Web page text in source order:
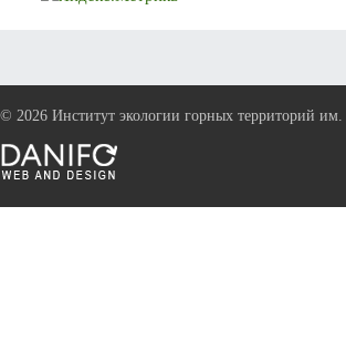
© 2026 Институт экологии горных территорий